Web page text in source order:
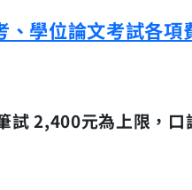
學位論文考試各項
試2,400元為上限，口